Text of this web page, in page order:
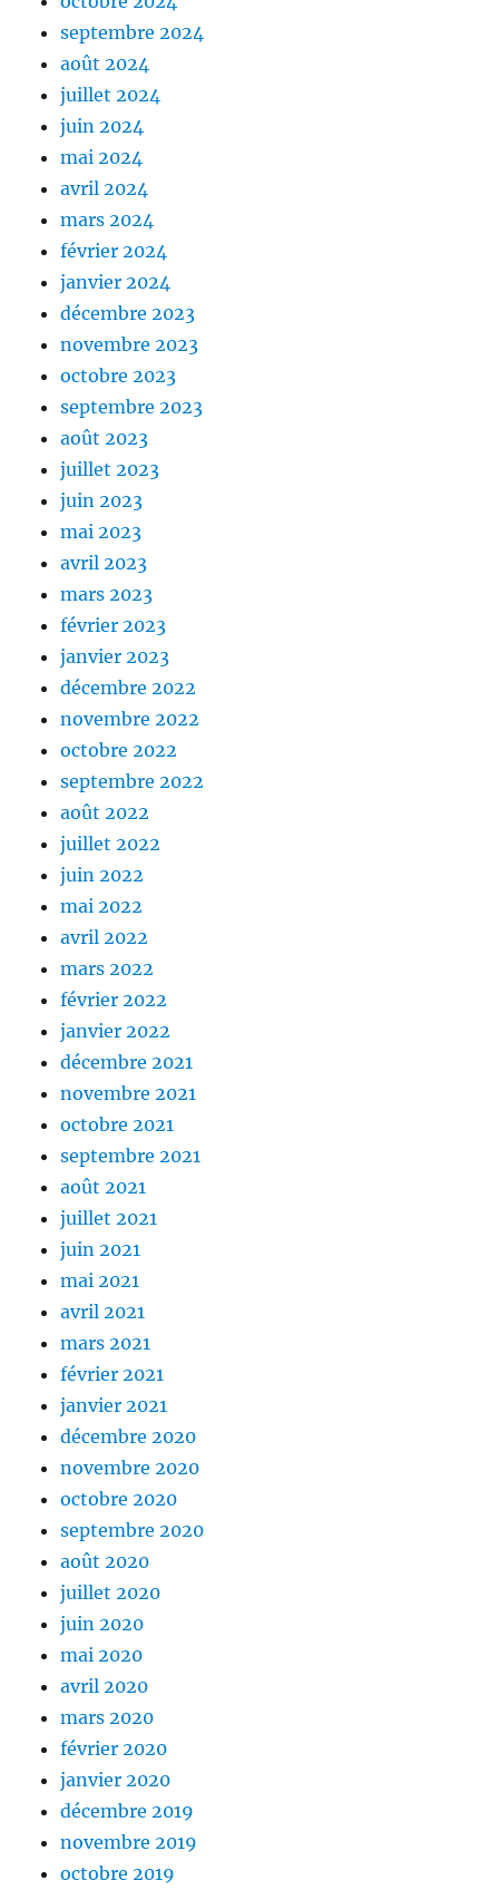
septembre 2024
août 2024
juillet 2024
juin 2024
mai 2024
avril 2024
mars 2024
février 2024
janvier 2024
décembre 2023
novembre 2023
octobre 2023
septembre 2023
août 2023
juillet 2023
juin 2023
mai 2023
avril 2023
mars 2023
février 2023
janvier 2023
décembre 2022
novembre 2022
octobre 2022
septembre 2022
août 2022
juillet 2022
juin 2022
mai 2022
avril 2022
mars 2022
février 2022
janvier 2022
décembre 2021
novembre 2021
octobre 2021
septembre 2021
août 2021
juillet 2021
juin 2021
mai 2021
avril 2021
mars 2021
février 2021
janvier 2021
décembre 2020
novembre 2020
octobre 2020
septembre 2020
août 2020
juillet 2020
juin 2020
mai 2020
avril 2020
mars 2020
février 2020
janvier 2020
décembre 2019
novembre 2019
octobre 2019